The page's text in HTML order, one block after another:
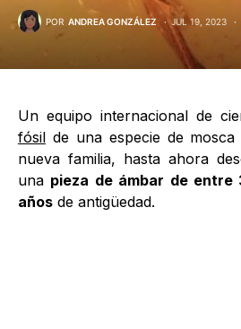
POR ANDREA GONZÁLEZ JUL 19, 2023
Un equipo internacional de
fósil de una especie de
nueva familia, hasta ahora
una pieza de ámbar de entre
años de antigüedad.